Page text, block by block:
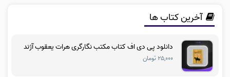
آخرین کتاب ها
دانلود پی دی اف کتاب مکتب نگارگری هرات یعقوب آژند
۲۵,۰۰۰ تومان